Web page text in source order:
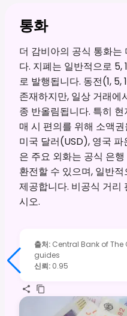
통화
더 감비아의 공식 통화
다. 지폐는 일반적으로 5,
로 발행됩니다. 동전(1, 5,
존재하지만, 일상 거래에
종 반올림됩니다. 특히
매 시 편의를 위해 소액
미국 달러(USD), 영국
은 주요 외화는 공식 은
환전할 수 있으며, 일반
제공합니다. 비공식 거리
시오.
출처: Central Bank of
guides
신뢰: 0.95